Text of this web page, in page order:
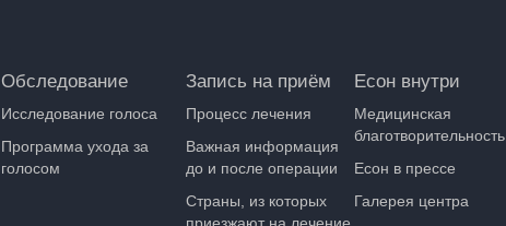
Обследование
Исследование голоса
Программа ухода за
голосом
Запись на приём
Процесс лечения
Важная информация
до и после операции
Страны, из которых
Есон внутри
Медицинская
благотворительность
Есон в прессе
Галерея центра